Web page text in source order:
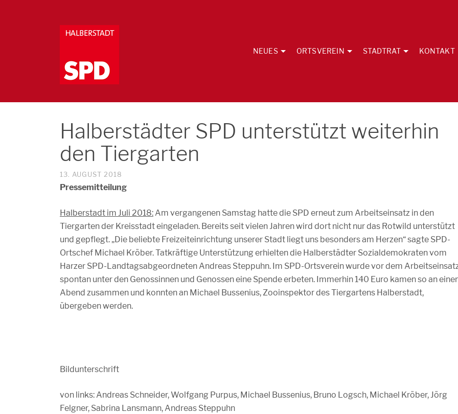
NEUES ORTSVEREIN STADTRAT KONTAKT
Halberstädter SPD unterstützt weiterhin
den Tiergarten
13. AUGUST 2018
Pressemitteilung
Halberstadt im Juli 2018:Am vergangenen Samstag hatte die SPD erneut zum Arbeitseinsatz in den
Tiergarten der Kreisstadt eingeladen. Bereits seit vielen Jahren wird dort nicht nur das Rotwild unterstützt
und gepflegt. „Die beliebte Freizeiteinrichtung unserer Stadt liegt uns besonders am Herzen“ sagte SPD-
Ortschef Michael Kröber. Tatkräftige Unterstützung erhielten die Halberstädter Sozialdemokraten vom
Harzer SPD-Landtagsabgeordneten Andreas Steppuhn. Im SPD-Ortsverein wurde vor dem
spontan unter den Genossinnen und Genossen eine Spende erbeten. Immerhin 140 Euro kamen so an
Abend zusammen und konnten an Michael Bussenius, Zooinspektor des Tiergartens Halberstadt,
übergeben werden.
Bildunterschrift
von links: Andreas Schneider, Wolfgang Purpus, Michael Bussenius, Bruno Logsch, Michael Kröber, Jörg
Felgner, Sabrina Lansmann, Andreas Steppuhn